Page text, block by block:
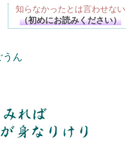
うん
ばれ暮るるわが
知らなかったとは言わせない
（初めにお読みください）